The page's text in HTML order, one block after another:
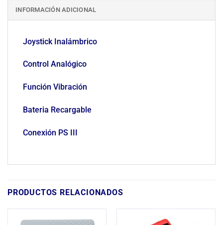
INFORMACIÓN ADICIONAL
Joystick Inalámbrico
Control Analógico
Función Vibración
Bateria Recargable
Conexión PS III
PRODUCTOS RELACIONADOS